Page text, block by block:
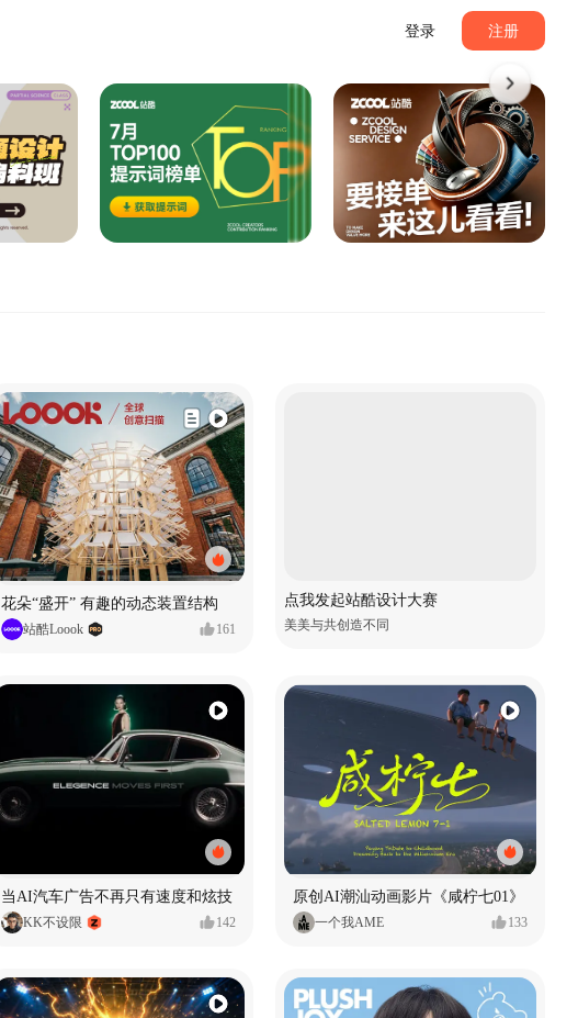
登录 注册
花朵“盛开” 有趣的动态装置结构
站酷Loook 161
点我发起站酷设计大赛
美美与共创造不同
当AI汽车广告不再只有速度和炫技
KK不设限 142
原创AI潮汕动画影片《咸柠七01》
一个我AME 133